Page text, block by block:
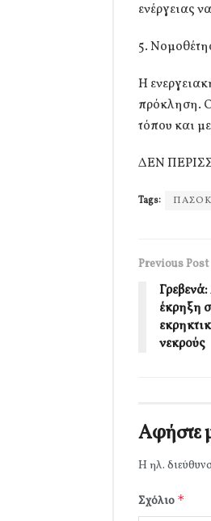
ενέργειας
5.
Η
πρόκληση.
τόπου και
ΔΕΝ
Tags: ΠΑΣΟΚ
Previous Post
έκρηξη
νεκρούς
Αφήστε
Η ηλ.
Σχόλιο *